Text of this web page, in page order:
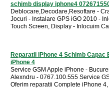
schimb display iphone4
Deblocare,Decodare,Resoftare -
Jocuri - Instalare GPS iGO 2010 -
Touch Screen, Display - Inlocuim
Reparatii iPhone 4 Schimb Capac
iPhone 4
Service GSM Apple iPhone -
Alexndru - 0767.100.555 Service
Oferim reparatii Complete iPhone 4,